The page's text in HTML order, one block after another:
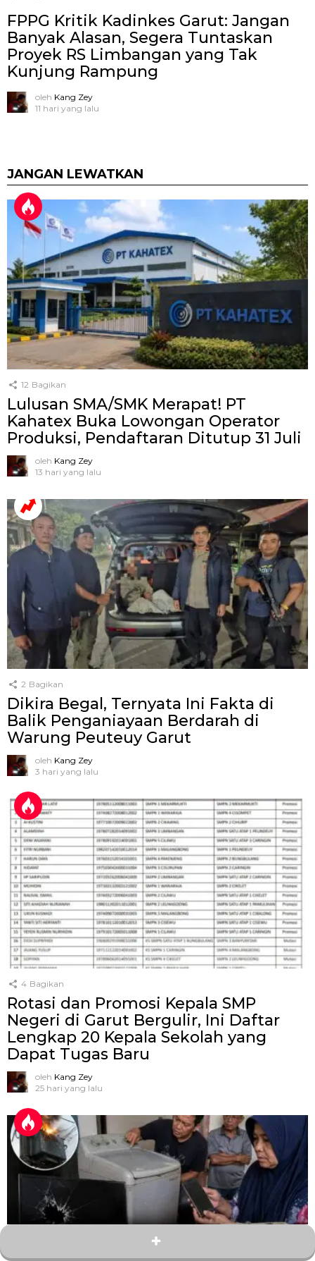
FPPG Kritik Kadinkes Garut: Jangan
Banyak Alasan, Segera Tuntaskan
Proyek RS Limbangan yang Tak
Kunjung Rampung
oleh Kang Zey
11 hari yang lalu
JANGAN LEWATKAN
12 Bagikan
Lulusan SMA/SMK Merapat! PT
Kahatex Buka Lowongan Operator
Produksi, Pendaftaran Ditutup 31 Juli
oleh Kang Zey
13 hari yang lalu
2 Bagikan
Dikira Begal, Ternyata Ini Fakta di
Balik Penganiayaan Berdarah di
Warung Peuteuy Garut
oleh Kang Zey
3 hari yang lalu
4 Bagikan
Rotasi dan Promosi Kepala SMP
Negeri di Garut Bergulir, Ini Daftar
Lengkap 20 Kepala Sekolah yang
Dapat Tugas Baru
oleh Kang Zey
25 hari yang lalu